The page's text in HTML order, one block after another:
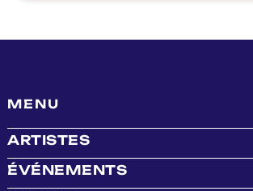
MENU
ARTISTES
ÉVÉNEMENTS